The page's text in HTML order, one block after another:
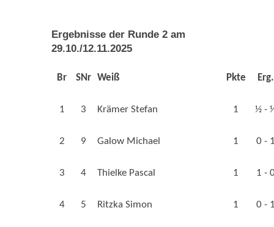
Ergebnisse der Runde 2 am
29.10./12.11.2025
Br SNr Weiß Pkte Erg.
1 3 Krämer Stefan 1 ½ -
2 9 Galow Michael 1 0 -
3 4 Thielke Pascal 1 1 -
4 5 Ritzka Simon 1 0 -